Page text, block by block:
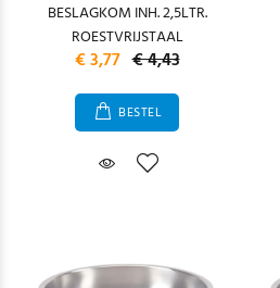
BESLAGKOM INH. 2,5LTR.
ROESTVRIJSTAAL
€ 3,77 € 4,43
BESTEL